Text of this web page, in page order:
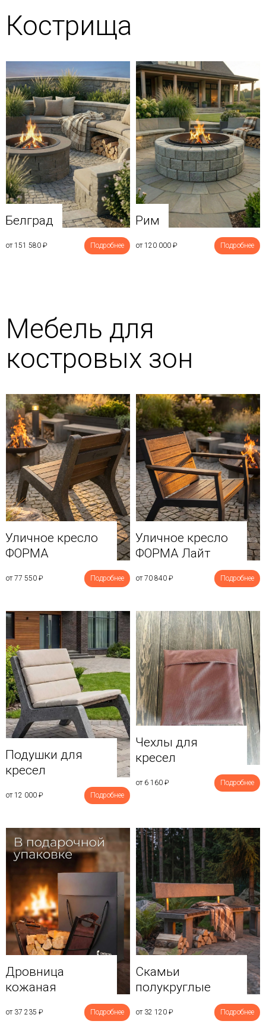
Кострища
Белград
от 151 580 ₽ Подробнее
Рим
от 120 000 ₽ Подробнее
Мебель для
костровых зон
Уличное кресло
ФОРМА
от 77 550 ₽ Подробнее
Уличное кресло
ФОРМА Лайт
от 70 840 ₽ Подробнее
Подушки для
кресел
от 12 000 ₽ Подробнее
Чехлы для
кресел
от 6 160 ₽ Подробнее
Дровница
кожаная
от 37 235 ₽ Подробнее
Скамьи
полукруглые
от 32 120 ₽ Подробнее